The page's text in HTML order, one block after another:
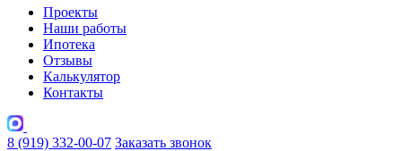
Проекты
Наши работы
Ипотека
Отзывы
Калькулятор
Контакты
8 (919) 332-00-07 Заказать звонок